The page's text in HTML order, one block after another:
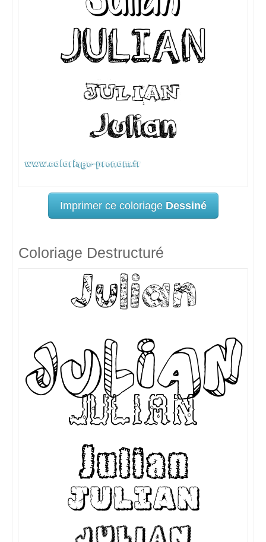
Imprimer ce coloriage Dessiné
Coloriage Destructuré